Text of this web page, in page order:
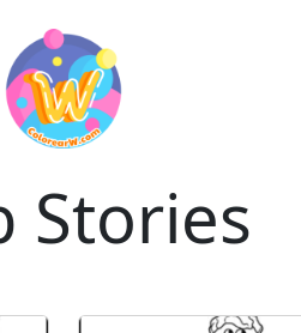
Stories